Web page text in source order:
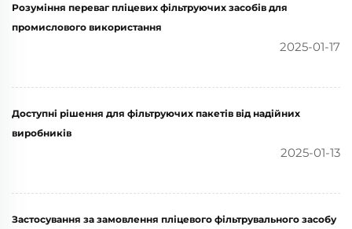
Розуміння переваг пліцевих фільтруючих засобів для
промислового використання
2025-01-17
Доступні рішення для фільтруючих пакетів від надійних
виробників
2025-01-13
Застосування за замовлення пліцевого фільтрувального засобу